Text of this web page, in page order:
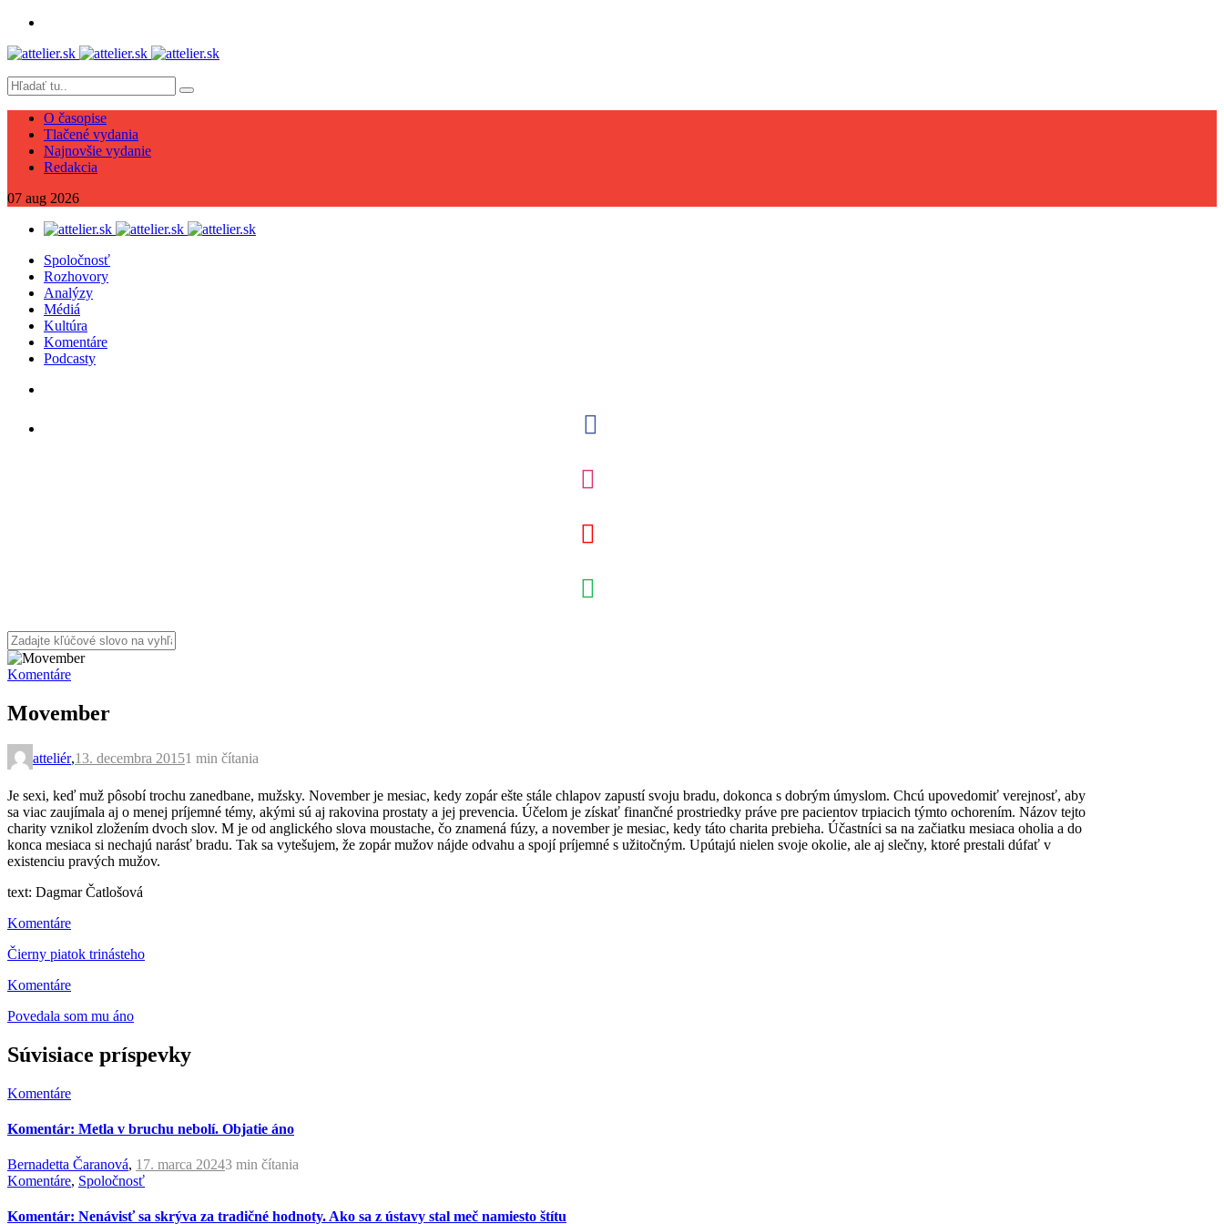
O časopise
Tlačené vydania
Najnovšie vydanie
Redakcia
07 aug 2026
Spoločnosť
Rozhovory
Analýzy
Médiá
Kultúra
Komentáre
Podcasty
Komentáre
Movember
atteliér,13. decembra 20151 min čítania
Je sexi, keď muž pôsobí trochu zanedbane, mužsky. November je mesiac, kedy zopár ešte stále chlapov zapustí svoju bradu, dokonca s dobrým úmyslom. Chcú upovedomiť verejnosť, aby
sa viac zaujímala aj o menej príjemné témy, akými sú aj rakovina prostaty a jej prevencia. Účelom je získať finančné prostriedky práve pre pacientov trpiacich týmto ochorením. Názov tejto
charity vznikol zložením dvoch slov. M je od anglického slova moustache, čo znamená fúzy, a november je mesiac, kedy táto charita prebieha. Účastníci sa na začiatku mesiaca oholia a do
konca mesiaca si nechajú narásť bradu. Tak sa vytešujem, že zopár mužov nájde odvahu a spojí príjemné s užitočným. Upútajú nielen svoje okolie, ale aj slečny, ktoré prestali dúfať v
existenciu pravých mužov.
text: Dagmar Čatlošová
Komentáre
Čierny piatok trinásteho
Komentáre
Povedala som mu áno
Súvisiace príspevky
Komentáre
Komentár: Metla v bruchu nebolí. Objatie áno
Bernadetta Čaranová, 17. marca 20243 min čítania
Komentáre, Spoločnosť
Komentár: Nenávisť sa skrýva za tradičné hodnoty. Ako sa z ústavy stal meč namiesto štítu